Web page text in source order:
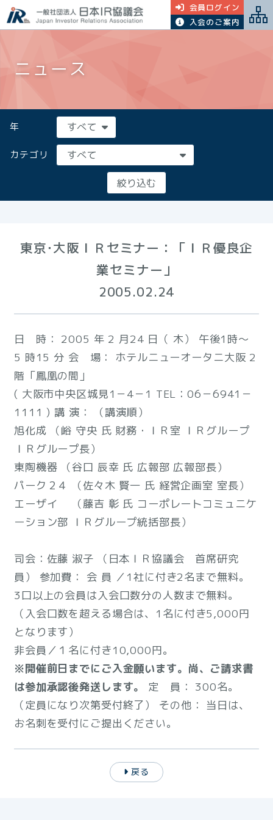
会員ログイン
入会のご案内
ニュース
年
カテゴリ
東京･大阪ＩＲセミナー：「ＩＲ優良企
業セミナー」
2005.02.24
日 時： 2005 年 2 月24 日（ 木） 午後1時～
5 時15 分 会 場： ホテルニューオータニ大阪 2
階「鳳凰の間」
( 大阪市中央区城見1－4－1 TEL：06－6941－
1111 ) 講 演： （講演順）
旭化成 （峪 守央 氏 財務・ＩＲ室 ＩＲグループ
ＩＲグループ長）
東陶機器 （谷口 辰幸 氏 広報部 広報部長）
パーク２４ （佐々木 賢一 氏 経営企画室 室長）
エーザイ （藤吉 彰 氏 コーポレートコミュニケ
ーション部 ＩＲグループ統括部長）
司会：佐藤 淑子 （日本ＩＲ協議会 首席研究
員） 参加費： 会 員 ／1社に付き2名まで無料。
3口以上の会員は入会口数分の人数まで無料。
（入会口数を超える場合は、1名に付き5,000円
となります）
非会員／１名に付き10,000円。
※開催前日までにご入金願います。尚、ご請求書
は参加承認後発送します。
定 員： 300名。
（定員になり次第受付終了） その他： 当日は、
お名刺を受付にご提出ください。
戻る